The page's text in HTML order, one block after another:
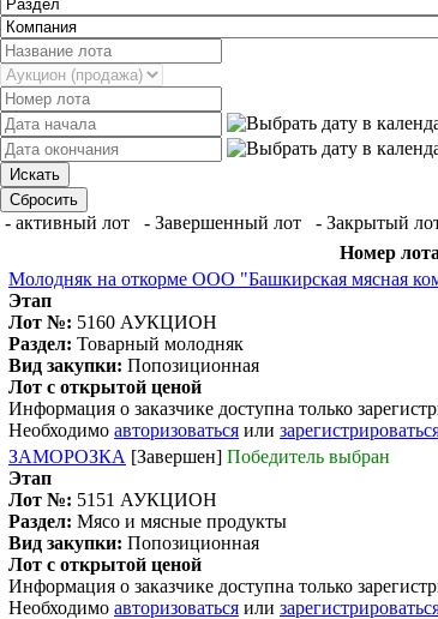
- активный лот - Завершенный лот - Закрытый
Номер лота
Молодняк на откорме ООО "Башкирская мясная
Этап
Лот №: 5160 АУКЦИОН
Раздел: Товарный молодняк
Вид закупки: Попозиционная
Лот с открытой ценой
Информация о заказчике доступна только
Необходимо авторизоваться или
ЗАМОРОЗКА [Завершен] Победитель выбран
Этап
Лот №: 5151 АУКЦИОН
Раздел: Мясо и мясные продукты
Вид закупки: Попозиционная
Лот с открытой ценой
Информация о заказчике доступна только
Необходимо авторизоваться или